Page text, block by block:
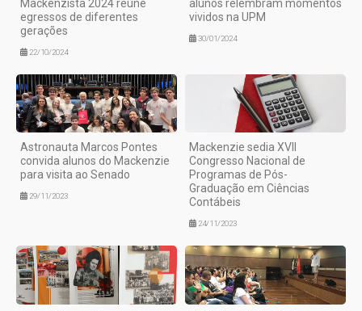
Mackenzista 2024 reúne
egressos de diferentes
gerações
22/10/2024
alunos relembram momentos
vividos na UPM
30/01/2024
Astronauta Marcos Pontes
convida alunos do Mackenzie
para visita ao Senado
29/11/2023
Mackenzie sedia XVII
Congresso Nacional de
Programas de Pós-
Graduação em Ciências
Contábeis
24/11/2023